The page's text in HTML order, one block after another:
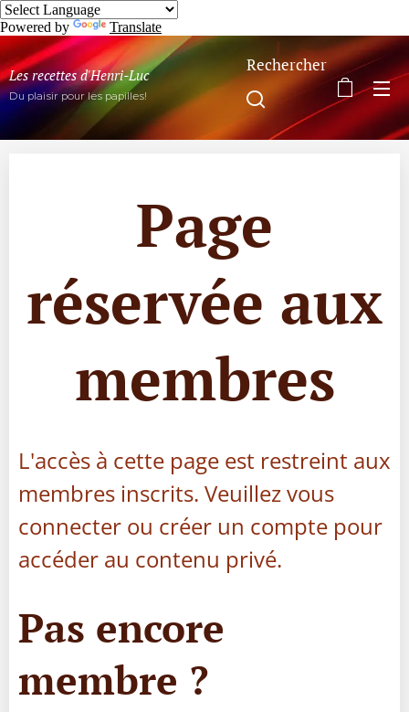
Powered by Translate
Les recettes d'Henri-Luc
Du plaisir pour les papilles!
Rechercher
Page
réservée aux
membres
L'accès à cette page est restreint aux
membres inscrits. Veuillez vous
connecter ou créer un compte pour
accéder au contenu privé.
Pas encore
membre ?